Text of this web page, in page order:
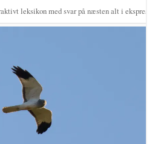
leksikon med svar på næsten alt i